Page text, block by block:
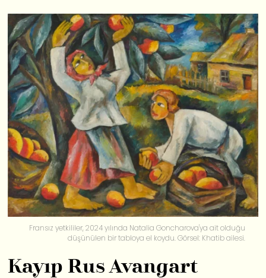
Fransız yetkililer, 2024 yılında Natalia Goncharova'ya ait olduğu
düşünülen bir tabloya el koydu. Görsel: Khatib ailesi.
Kayıp Rus Avangart